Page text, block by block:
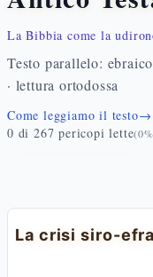
La Bibbia come la
Testo parallelo:
· lettura ortodossa
Come leggiamo il testo→
0 di 267 pericopi lette(0